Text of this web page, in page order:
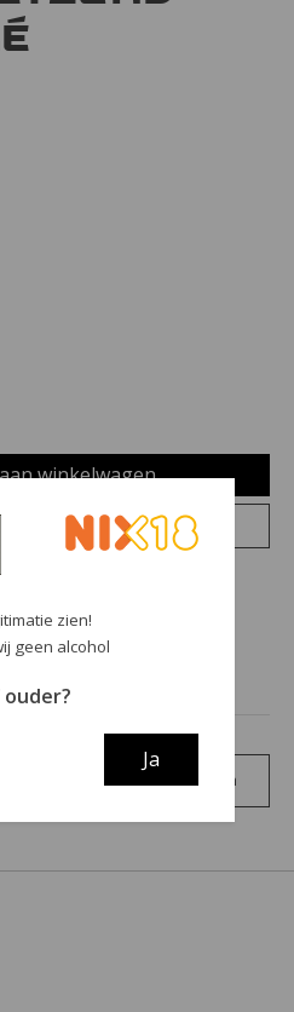
is
winkelwagen
bestelling
Je beoordeling toevoegen
zien!
geen alcohol
Ja